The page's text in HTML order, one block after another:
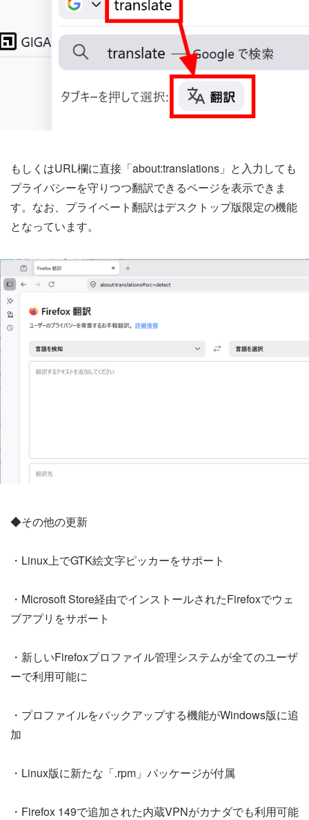
もしくはURL欄に直接「about:translations」と入力しても
プライバシーを守りつつ翻訳できるページを表示できま
す。なお、プライベート翻訳はデスクトップ版限定の機能
となっています。
◆その他の更新
・Linux上でGTK絵文字ピッカーをサポート
・Microsoft Store経由でインストールされたFirefoxでウェ
ブアプリをサポート
・新しいFirefoxプロファイル管理システムが全てのユーザ
ーで利用可能に
・プロファイルをバックアップする機能がWindows版に追
加
・Linux版に新たな「.rpm」パッケージが付属
・Firefox 149で追加された内蔵VPNがカナダでも利用可能